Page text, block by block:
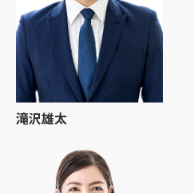
滝沢雄太